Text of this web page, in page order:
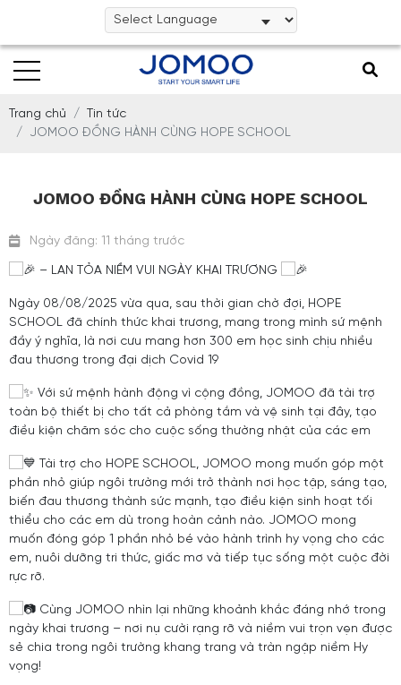
Trang chủ
Tin tức
JOMOO ĐỒNG HÀNH CÙNG HOPE SCHOOL
JOMOO ĐỒNG HÀNH CÙNG HOPE SCHOOL
Ngày đăng: 11 tháng trước
– LAN TỎA NIỀM VUI NGÀY KHAI TRƯƠNG
Ngày 08/08/2025 vừa qua, sau thời gian chờ đợi, HOPE
SCHOOL đã chính thức khai trương, mang trong mình sứ mệnh
đầy ý nghĩa, là nơi cưu mang hơn 300 em học sinh chịu nhiều
đau thương trong đại dịch Covid 19
Với sứ mệnh hành động vì cộng đồng, JOMOO đã tài trợ
toàn bộ thiết bị cho tất cả phòng tắm và vệ sinh tại đây, tạo
điều kiện chăm sóc cho cuộc sống thường nhật của các em
Tài trợ cho HOPE SCHOOL, JOMOO mong muốn góp một
phần nhỏ giúp ngôi trường mới trở thành nơi học tập, sáng tạo,
biến đau thương thành sức mạnh, tạo điều kiện sinh hoạt tối
thiểu cho các em dù trong hoàn cảnh nào. JOMOO mong
muốn đóng góp 1 phần nhỏ bé vào hành trình hy vọng cho các
em, nuôi dưỡng tri thức, giấc mơ và tiếp tục sống một cuộc đời
rực rỡ.
Cùng JOMOO nhìn lại những khoảnh khắc đáng nhớ trong
ngày khai trương – nơi nụ cười rạng rỡ và niềm vui trọn vẹn được
sẻ chia trong ngôi trường khang trang và tràn ngập niềm Hy
vọng!